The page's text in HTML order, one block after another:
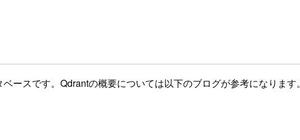
ースです。Qdrantの概要については以下のブログが参考になります。